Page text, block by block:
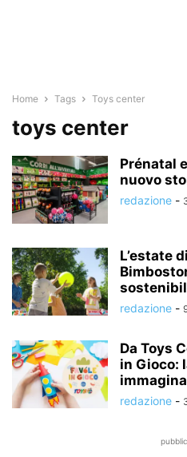
Home Tags Toys center
toys center
Prénatal
nuovo
redazione -
L’estate
redazione -
Da Toys
in Gioco:
redazione -